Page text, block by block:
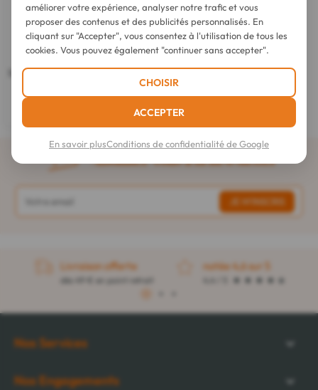
Sirop Toux Sèche & Grasse 100 ml
Abonnez-vous à la newsletter
Livraison offerte
dès 49 € en point retrait
notée 4,6 sur 5
1
Nos Services
Nos Engagements
améliorer votre expérience, analyser notre trafic et vous
proposer des contenus et des publicités personnalisés. En
cliquant sur "Accepter", vous consentez à l'utilisation de tous les
cookies. Vous pouvez également "continuer sans accepter".
CHOISIR
ACCEPTER
En savoir plusConditions de confidentialité de Google